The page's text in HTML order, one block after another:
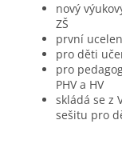
nový
ZŠ
první
pro děti
pro
PHV a HV
skládá se z
sešitu pro